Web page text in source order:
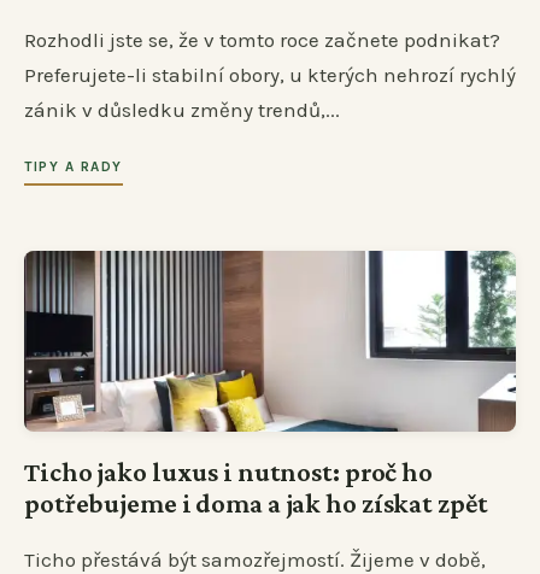
Rozhodli jste se, že v tomto roce začnete podnikat?
Preferujete-li stabilní obory, u kterých nehrozí rychlý
zánik v důsledku změny trendů,...
TIPY A RADY
Ticho jako luxus i nutnost: proč ho
potřebujeme i doma a jak ho získat zpět
Ticho přestává být samozřejmostí. Žijeme v době,